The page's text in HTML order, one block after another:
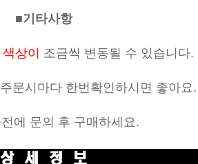
■기타사항
색상이 조금씩 변동될 수 있습니다.
문시마다 한번확인하시면 좋아요.
에 문의 후 구매하세요.